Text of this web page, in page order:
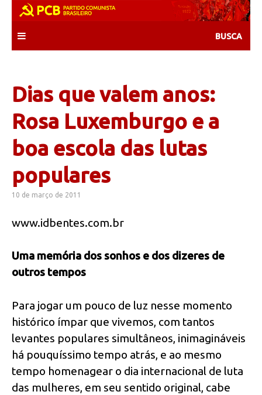
content
Dias que valem anos:
Rosa Luxemburgo e a
boa escola das lutas
populares
10 de março de 2011
www.idbentes.com.br
Uma memória dos sonhos e dos dizeres de
outros tempos
Para jogar um pouco de luz nesse momento
histórico ímpar que vivemos, com tantos
levantes populares simultâneos, inimagináveis
há pouquíssimo tempo atrás, e ao mesmo
tempo homenagear o dia internacional de luta
das mulheres, em seu sentido original, cabe